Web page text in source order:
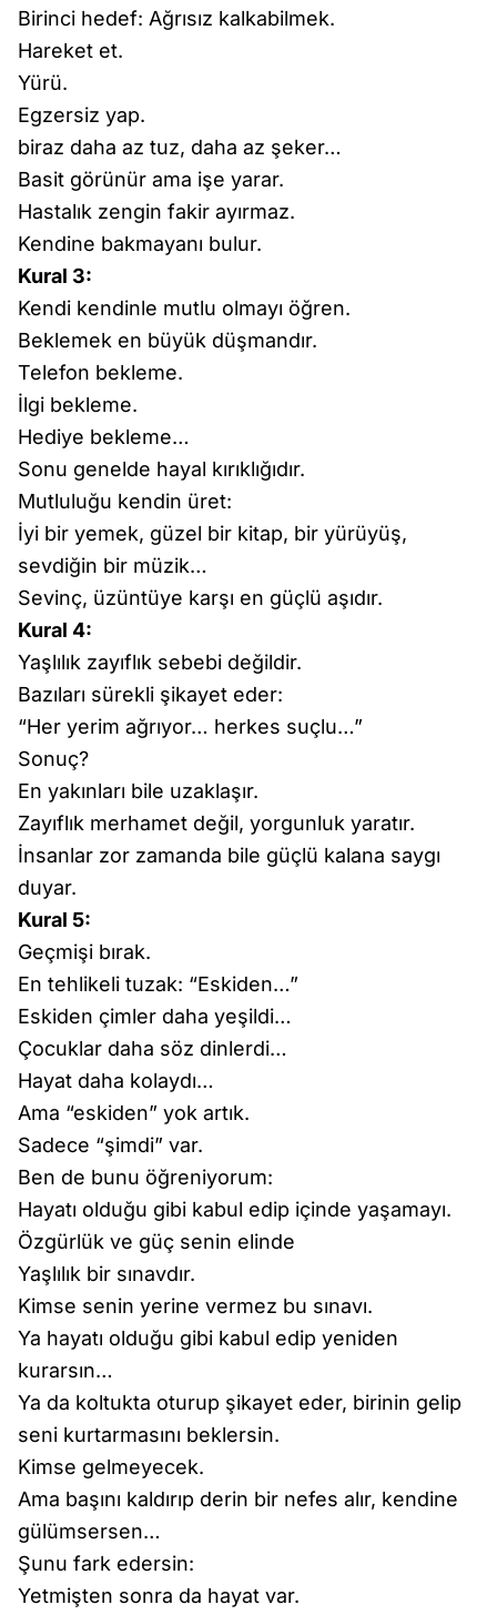
Birinci hedef: Ağrısız kalkabilmek.
Hareket et.
Yürü.
Egzersiz yap.
biraz daha az tuz, daha az şeker…
Basit görünür ama işe yarar.
Hastalık zengin fakir ayırmaz.
Kendine bakmayanı bulur.
Kural 3:
Kendi kendinle mutlu olmayı öğren.
Beklemek en büyük düşmandır.
Telefon bekleme.
İlgi bekleme.
Hediye bekleme…
Sonu genelde hayal kırıklığıdır.
Mutluluğu kendin üret:
İyi bir yemek, güzel bir kitap, bir yürüyüş,
sevdiğin bir müzik…
Sevinç, üzüntüye karşı en güçlü aşıdır.
Kural 4:
Yaşlılık zayıflık sebebi değildir.
Bazıları sürekli şikayet eder:
“Her yerim ağrıyor… herkes suçlu…”
Sonuç?
En yakınları bile uzaklaşır.
Zayıflık merhamet değil, yorgunluk yaratır.
İnsanlar zor zamanda bile güçlü kalana saygı
duyar.
Kural 5:
Geçmişi bırak.
En tehlikeli tuzak: “Eskiden…”
Eskiden çimler daha yeşildi…
Çocuklar daha söz dinlerdi…
Hayat daha kolaydı…
Ama “eskiden” yok artık.
Sadece “şimdi” var.
Ben de bunu öğreniyorum:
Hayatı olduğu gibi kabul edip içinde yaşamayı.
Özgürlük ve güç senin elinde
Yaşlılık bir sınavdır.
Kimse senin yerine vermez bu sınavı.
Ya hayatı olduğu gibi kabul edip yeniden
kurarsın…
Ya da koltukta oturup şikayet eder, birinin gelip
seni kurtarmasını beklersin.
Kimse gelmeyecek.
Ama başını kaldırıp derin bir nefes alır, kendine
gülümsersen…
Şunu fark edersin:
Yetmişten sonra da hayat var.